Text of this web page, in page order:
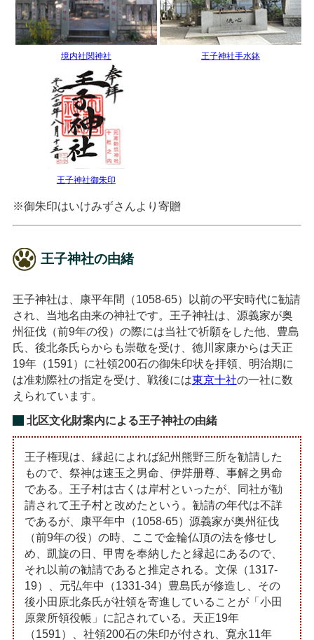
境内社関神社 王子神社手水鉢
王子神社御朱印
※御朱印はいけみずさんより寄贈
王子神社の由緒
王子神社は、康平年間（1058-65）以前の平安時代に勧請
され、当地名由来の神社です。王子神社は、源義家が奥
州征伐（前9年の役）の際には当社で祈願をした他、豊島
氏、後北条氏らからも崇敬を受け、徳川家康からは天正
19年（1591）に社領200石の御朱印状を拝領、明治期に
は准勅際社の指定を受け、戦後には東京十社の一社に数
えられています。
北区文化財案内による王子神社の由緒
王子権現は、縁起によれば紀州熊野三所を勧請した
もので、祭神は速玉之男命、伊弉册尊、事解之男命
である。王子村は古くは岸村といったが、同社が勧
請されて王子村と改めたという。勧請の年代は不詳
であるが、康平年中（1058-65）源義家が奥州征伐
（前9年の役）の時、ここで金輪仏頂の法を修せし
め、凱旋の日、甲冑を奉納したと縁起にあるので、
それ以前の勧請であると推定される。文保（1317-
19）、元弘年中（1331-34）豊島氏が修造し、その
後小田原北条氏が社領を寄進していることが「小田
原衆所領役帳」に記されている。天正19年
（1591）、社領200石の朱印が付され、寛永11年